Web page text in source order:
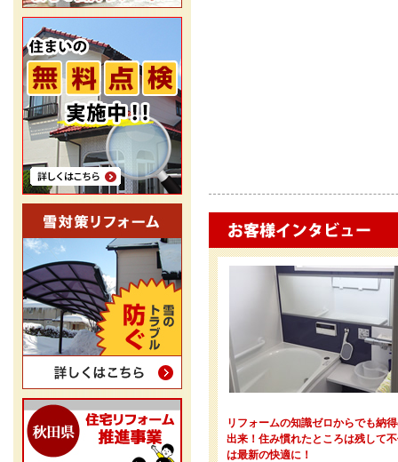
リフォームの知識ゼロからでも納
出来！住み慣れたところは残して
は最新の快適に！